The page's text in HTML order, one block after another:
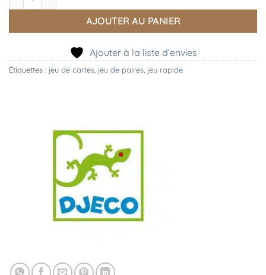
AJOUTER AU PANIER
Ajouter à la liste d’envies
Étiquettes : jeu de cartes jeu de paires jeu rapide